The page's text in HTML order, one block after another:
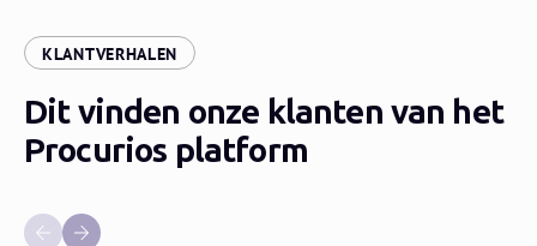
KLANTVERHALEN
Dit vinden onze klanten van het
Procurios platform